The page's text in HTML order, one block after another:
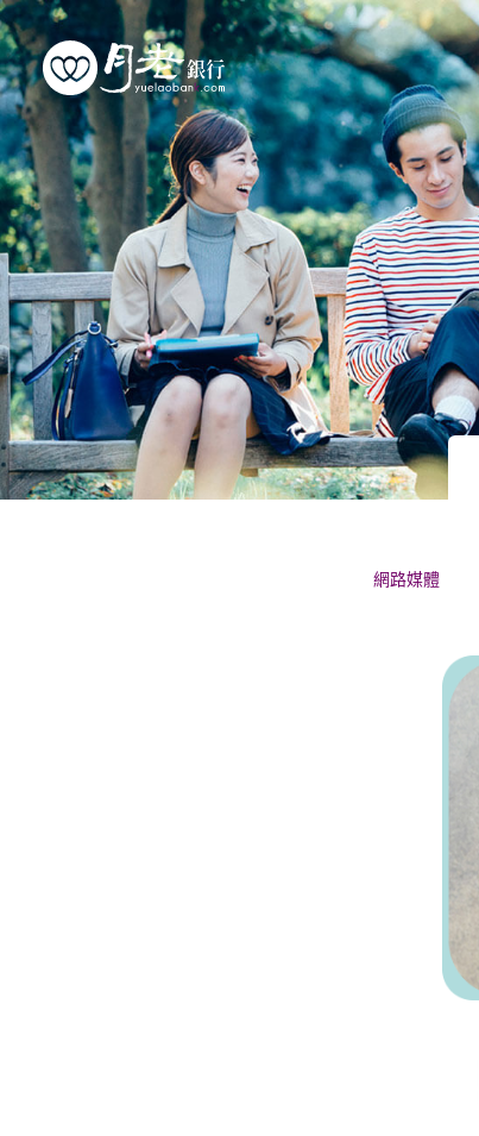
優質會員
行動交友
聯誼活動
幸福案例
最新動態
活動花絮
許願天燈
網路媒體